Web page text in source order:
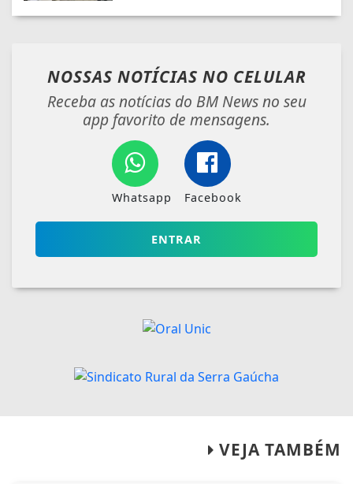
NOSSAS NOTÍCIAS NO CELULAR
Receba as notícias do BM News no seu
app favorito de mensagens.
Whatsapp Facebook
ENTRAR
VEJA TAMBÉM